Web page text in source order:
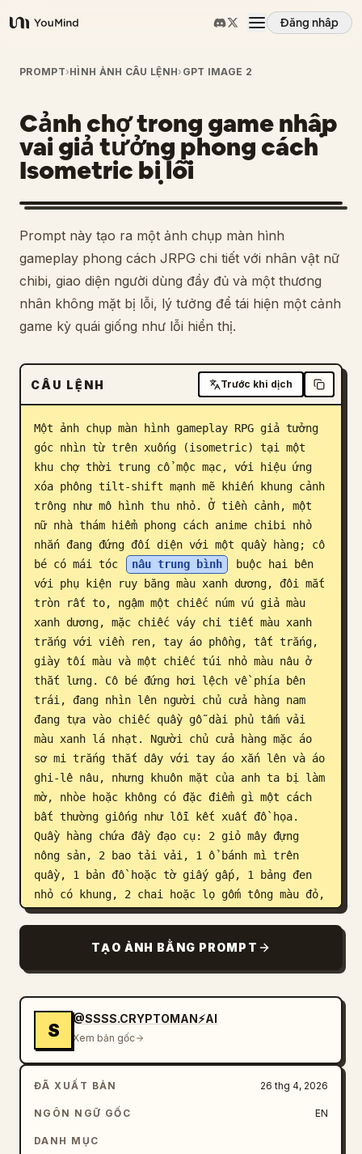
YouMind
Đăng nhập
Tổng quan
Các trường hợp sử dụng
Kỹ năng
Lời nhắc
Giá cả
Tải xuống
Blog
Cập nhật
PROMPT›HÌNH ẢNH CÂU LỆNH› GPT IMAGE 2
Cảnh chợ trong game nhập
vai giả tưởng phong cách
Isometric bị lỗi
Prompt này tạo ra một ảnh chụp màn hình
gameplay phong cách JRPG chi tiết với nhân vật nữ
chibi, giao diện người dùng đầy đủ và một thương
nhân không mặt bị lỗi, lý tưởng để tái hiện một cảnh
game kỳ quái giống như lỗi hiển thị.
CÂU LỆNH Trước khi dịch
Một ảnh chụp màn hình gameplay RPG giả tưởng
góc nhìn từ trên xuống (isometric) tại một
khu chợ thời trung cổ mộc mạc, với hiệu ứng
xóa phông tilt-shift mạnh mẽ khiến khung cảnh
trông như mô hình thu nhỏ. Ở tiền cảnh, một
nữ nhà thám hiểm phong cách anime chibi nhỏ
nhắn đang đứng đối diện với một quầy hàng; cô
bé có mái tóc
nâu trung bình
buộc hai bên
với phụ kiện ruy băng màu xanh dương, đôi mắt
tròn rất to, ngậm một chiếc núm vú giả màu
xanh dương, mặc chiếc váy chi tiết màu xanh
trắng với viền ren, tay áo phồng, tất trắng,
giày tối màu và một chiếc túi nhỏ màu nâu ở
thắt lưng. Cô bé đứng hơi lệch về phía bên
trái, đang nhìn lên người chủ cửa hàng nam
đang tựa vào chiếc quầy gỗ dài phủ tấm vải
màu xanh lá nhạt. Người chủ cửa hàng mặc áo
sơ mi trắng thắt dây với tay áo xắn lên và áo
ghi-lê nâu, nhưng khuôn mặt của anh ta bị làm
mờ, nhòe hoặc không có đặc điểm gì một cách
bất thường giống như lỗi kết xuất đồ họa.
Quầy hàng chứa đầy đạo cụ: 2 giỏ mây đựng
nông sản, 2 bao tải vải, 1 ổ bánh mì trên
quầy, 1 bản đồ hoặc tờ giấy gấp, 1 bảng đen
nhỏ có khung, 2 chai hoặc lọ gốm tông màu đỏ,
các thùng gỗ xếp chồng lên nhau, xà gỗ và một
chiếc cốc. Ở hậu cảnh, 1 người phụ nữ mờ ảo
mặc váy dài đang đi dọc theo con phố lát đá
thể nhìn thấy ở phía bên trái với tiêu điểm
mờ. Ánh sáng là ánh nắng chiều ấm áp với
những bóng đổ lốm đốm trên mặt đường đá và
quầy hàng. Bao gồm giao diện người dùng (UI)
đầy đủ của trò chơi: văn bản nhiệm vụ tiếng
Nhật ở góc trên bên trái ghi "各地を冒険し、情
bên trái với 2 biểu tượng nhỏ liền kề, thanh
TẠO ẢNH BẰNG PROMPT
S
@SSSS.CRYPTOMAN⚡️AI
Xem bản gốc
ĐÃ XUẤT BẢN 26 thg 4, 2026
NGÔN NGỮ GỐC EN
DANH MỤC